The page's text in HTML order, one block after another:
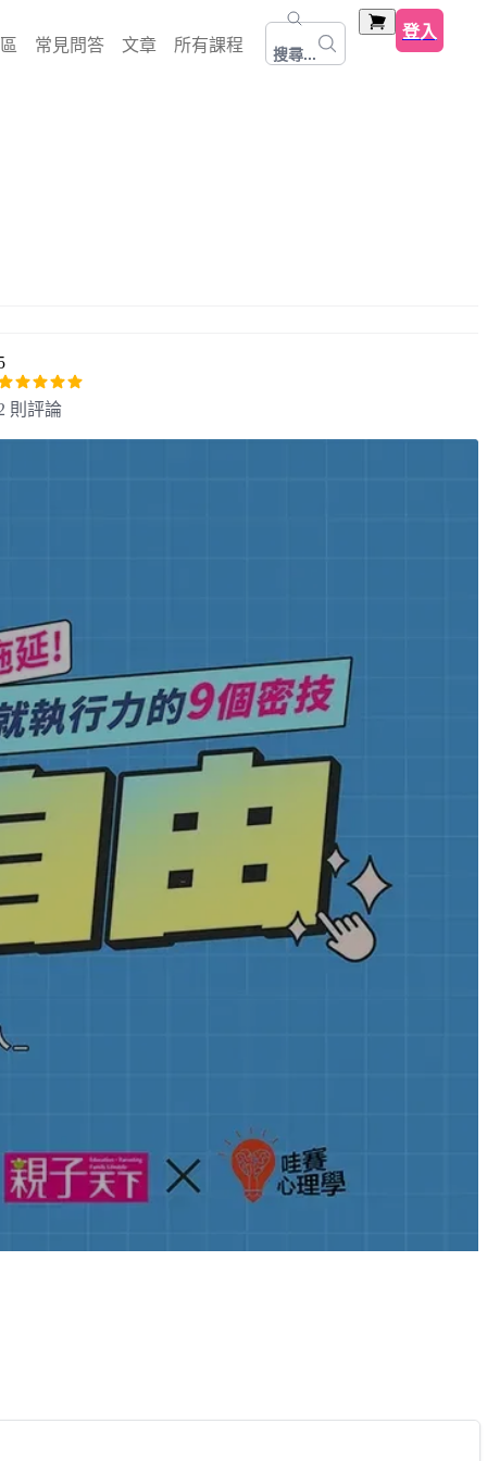
常見問答 文章 所有課程 搜尋...
登入
則評論